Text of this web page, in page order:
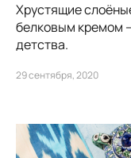
Хрустящие
белковым кремом
детства.
29 сентября, 2020